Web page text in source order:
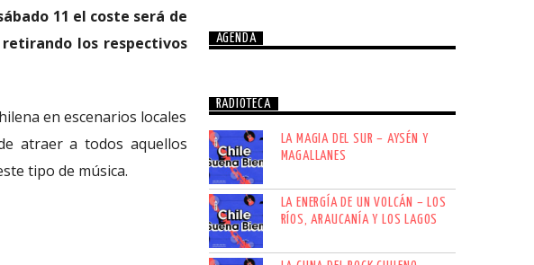
11 el coste será de
los respectivos
en escenarios locales
atraer a todos aquellos
tipo de música.
AGENDA
RADIOTECA
LA MAGIA DEL SUR – AYSÉN Y
MAGALLANES
LA ENERGÍA DE UN VOLCÁN – LOS
RÍOS, ARAUCANÍA Y LOS LAGOS